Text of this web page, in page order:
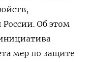
Об этом
мер по защите